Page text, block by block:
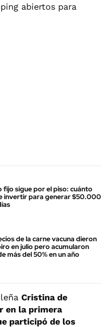
abiertos para
fijo sigue por el piso: cuánto
invertir para generar $50.000
de la carne vacuna dieron
en julio pero acumularon
más del 50% en un año
Cristina de
en la primera
participó de los